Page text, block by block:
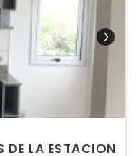
DE LA ESTACION